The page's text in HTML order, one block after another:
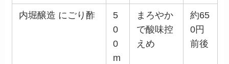
内堀醸造 にごり酢
5
0
0
m
まろやか
で酸味控
えめ
約65
0円
前後